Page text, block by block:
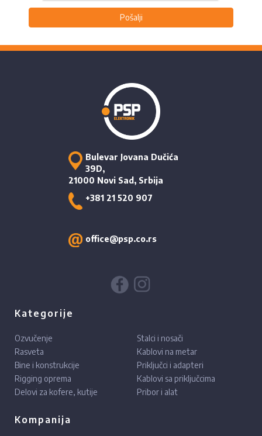
Pošalji
Bulevar Jovana Dučića
39D,
21000 Novi Sad, Srbija
+381 21 520 907
office@psp.co.rs
Kategorije
Ozvučenje
Rasveta
Bine i konstrukcije
Rigging oprema
Delovi za kofere, kutije
Stalci i nosači
Kablovi na metar
Priključci i adapteri
Kablovi sa priključcima
Pribor i alat
Kompanija